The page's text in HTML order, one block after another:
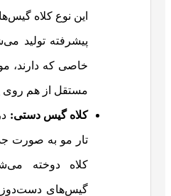
این نوع کلاه
پیشرفته تولید
خاصی که دارند،
مستقل از هم روی
کلاه گیس دستی:
تار مو به صورت
کلاه دوخته
گیس‌های دست‌دوز